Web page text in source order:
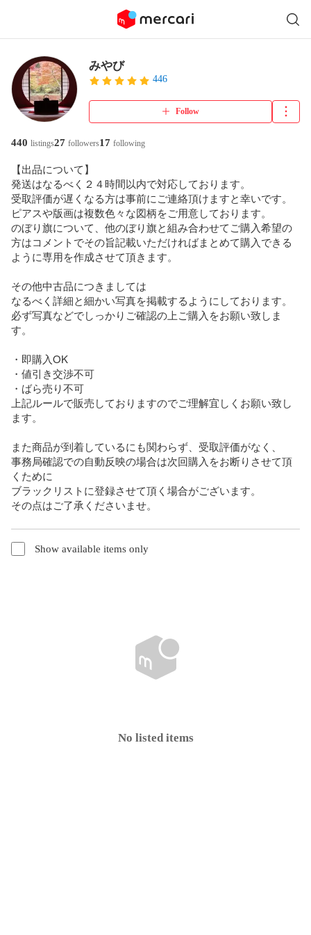
みやび
446
Follow
440 listings27 followers17 following
【出品について】
発送はなるべく２４時間以内で対応しております。
受取評価が遅くなる方は事前にご連絡頂けますと幸いです。
ピアスや版画は複数色々な図柄をご用意しております。
のぼり旗について、他のぼり旗と組み合わせてご購入希望の
方はコメントでその旨記載いただければまとめて購入できる
ように専用を作成させて頂きます。
その他中古品につきましては
なるべく詳細と細かい写真を掲載するようにしております。
必ず写真などでしっかりご確認の上ご購入をお願い致しま
す。
・即購入OK
・値引き交渉不可
・ばら売り不可
上記ルールで販売しておりますのでご理解宜しくお願い致し
ます。
また商品が到着しているにも関わらず、受取評価がなく、
事務局確認での自動反映の場合は次回購入をお断りさせて頂
くために
ブラックリストに登録させて頂く場合がございます。
その点はご了承くださいませ。
Show available items only
No listed items